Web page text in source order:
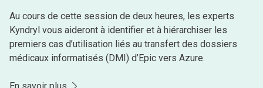
Au cours de cette session de deux heures, les experts
Kyndryl vous aideront à identifier et à hiérarchiser les
premiers cas d’utilisation liés au transfert des dossiers
médicaux informatisés (DMI) d’Epic vers Azure.